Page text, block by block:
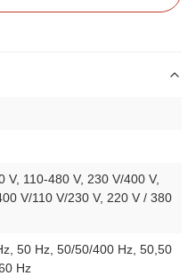
V, 110-480 V, 230 V/400 V,
V/110 V/230 V, 220 V / 380
50 Hz, 50/50/400 Hz, 50,50
Hz